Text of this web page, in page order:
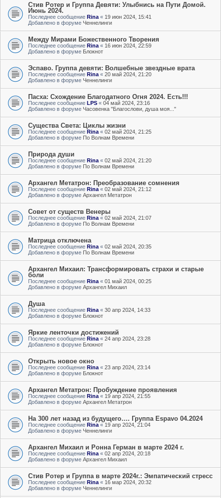
Стив Ротер и Группа Девяти: Улыбнись на Пути Домой.
Июнь 2024.
Последнее сообщение Rina « 19 июн 2024, 15:41
Добавлено в форуме Ченнелинги
Между Мирами Божественного Творения
Последнее сообщение Rina « 16 июн 2024, 22:59
Добавлено в форуме Блокнот
Эспаво. Группа девяти: Волшебные звездные врата
Последнее сообщение Rina « 20 май 2024, 21:20
Добавлено в форуме Ченнелинги
Пасха: Схождение Благодатного Огня 2024. Есть!!!
Последнее сообщение LPS « 04 май 2024, 23:16
Добавлено в форуме Часовенка "Благослови, душа моя..."
Существа Света: Циклы жизни
Последнее сообщение Rina « 02 май 2024, 21:25
Добавлено в форуме По Волнам Времени
Природа души
Последнее сообщение Rina « 02 май 2024, 21:20
Добавлено в форуме По Волнам Времени
Архангел Метатрон: Преобразование сомнения
Последнее сообщение Rina « 02 май 2024, 21:12
Добавлено в форуме Архангел Метатрон
Совет от существ Венеры
Последнее сообщение Rina « 02 май 2024, 21:07
Добавлено в форуме По Волнам Времени
Матрица отключена
Последнее сообщение Rina « 02 май 2024, 20:35
Добавлено в форуме По Волнам Времени
Архангел Михаил: Трансформировать страхи и старые
боли
Последнее сообщение Rina « 01 май 2024, 00:25
Добавлено в форуме Архангел Михаил
Душа
Последнее сообщение Rina « 30 апр 2024, 14:33
Добавлено в форуме Блокнот
Яркие ленточки достижений
Последнее сообщение Rina « 24 апр 2024, 23:28
Добавлено в форуме Блокнот
Открыть новое окно
Последнее сообщение Rina « 23 апр 2024, 23:14
Добавлено в форуме Блокнот
Архангел Метатрон: Пробуждение проявления
Последнее сообщение Rina « 19 апр 2024, 21:55
Добавлено в форуме Архангел Метатрон
На 300 лет назад из будущего…. Группа Espavo 04.2024
Последнее сообщение Rina « 19 апр 2024, 21:04
Добавлено в форуме Ченнелинги
Архангел Михаил и Ронна Герман в марте 2024 г.
Последнее сообщение Rina « 02 апр 2024, 20:18
Добавлено в форуме Архангел Михаил
Стив Ротер и Группа в марте 2024г.: Эмпатический стресс
Последнее сообщение Rina « 16 мар 2024, 20:32
Добавлено в форуме Ченнелинги